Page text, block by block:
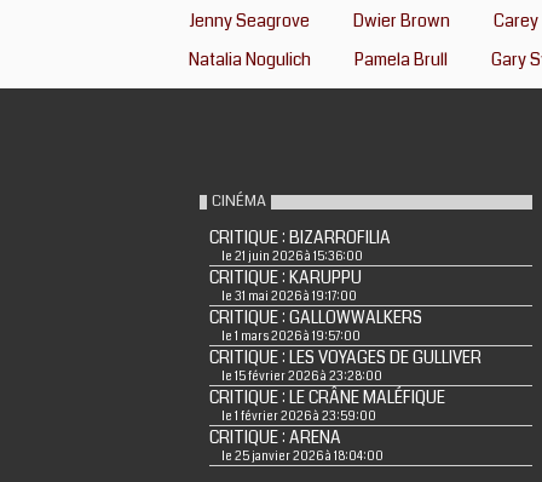
Jenny Seagrove Dwier Brown
Natalia Nogulich
Pamela Brull Gary
CINÉMA
CRITIQUE : BIZARROFILIA
le 21 juin 2026 à 15:36:00
CRITIQUE : KARUPPU
le 31 mai 2026 à 19:17:00
CRITIQUE : GALLOWWALKERS
le 1 mars 2026 à 19:57:00
CRITIQUE : LES VOYAGES DE GULLIVER
le 15 février 2026 à 23:28:00
CRITIQUE : LE CRÂNE MALÉFIQUE
le 1 février 2026 à 23:59:00
CRITIQUE : ARENA
le 25 janvier 2026 à 18:04:00